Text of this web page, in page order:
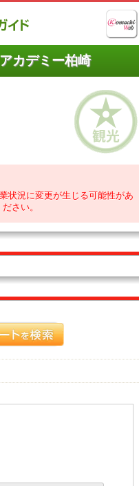
カデミー柏崎
状況に変更が生じる可能性があ
さい。